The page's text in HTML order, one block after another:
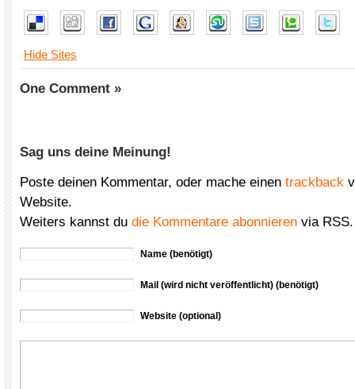
Hide Sites
One Comment »
Sag uns deine Meinung!
Poste deinen Kommentar, oder mache einen trackback
Website.
Weiters kannst du die Kommentare abonnieren via RSS.
Name (benötigt)
Mail (wird nicht veröffentlicht) (benötigt)
Website (optional)